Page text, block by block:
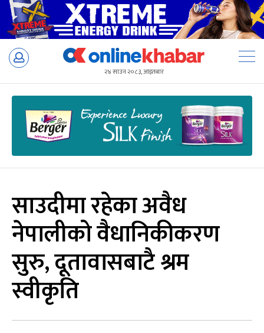
Skip
२४ साउन २०८३, आइतबार
साउदीमा रहेका अवैध
नेपालीको वैधानिकीकरण
सुरु, दूतावासबाटै श्रम
स्वीकृति